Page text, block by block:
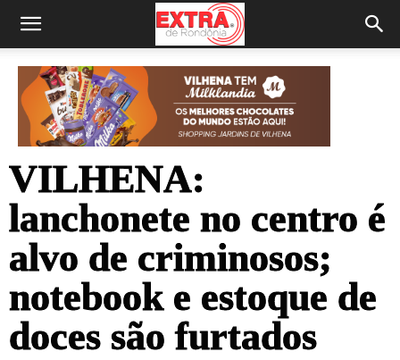
VILHENA:
lanchonete no centro é
alvo de criminosos;
notebook e estoque de
doces são furtados